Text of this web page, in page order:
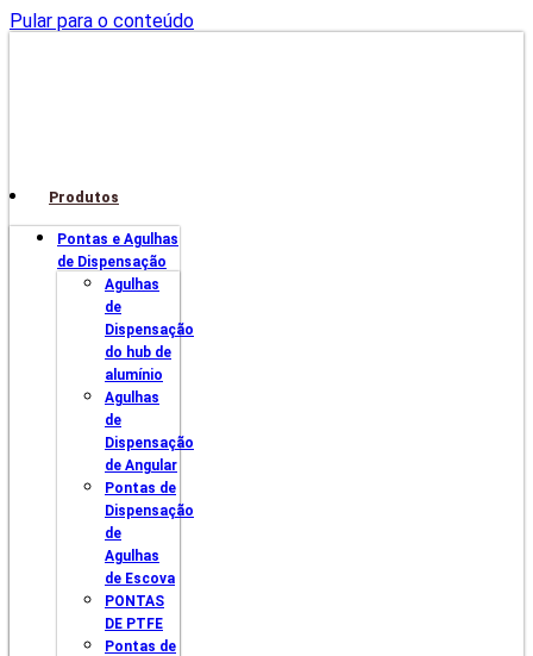
Pular para o conteúdo
Produtos
Pontas e Agulhas
de Dispensação
Agulhas
de
Dispensação
do hub de
alumínio
Agulhas
de
Dispensação
de Angular
Pontas de
Dispensação
de
Agulhas
de Escova
PONTAS
DE PTFE
Pontas de